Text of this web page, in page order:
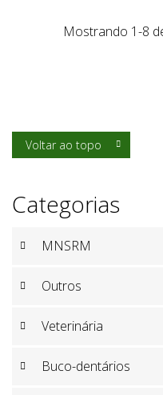
Categorias
MNSRM
Outros
Veterinária
Buco-dentários
Mostrando 1-8
Voltar ao topo 